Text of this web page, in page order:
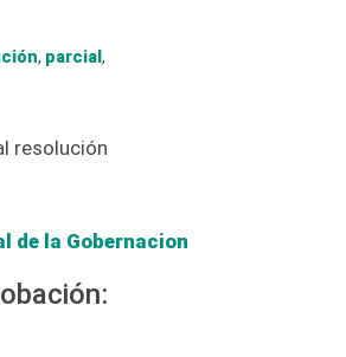
, parcial ,
resolución
de la Gobernacion